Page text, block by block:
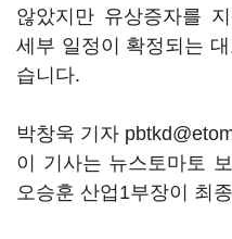
않았지만 유상증자를
세부 일정이 확정되는
습니다.
박창욱 기자
이 기사는 뉴스토마토
오승훈 산업1부장이 최